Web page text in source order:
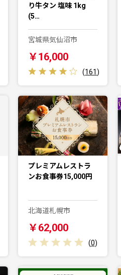
り牛タン 塩味 1kg
(5…
宮城県気仙沼市
￥16,000
(161)
プレミアムレストラ
ンお食事券15,000円
北海道札幌市
￥62,000
(0)